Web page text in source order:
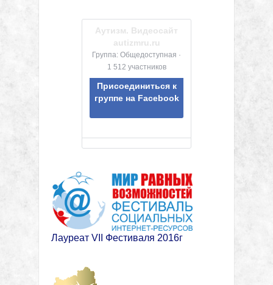
Аутизм. Видеосайт
autizmru.ru
Группа: Общедоступная ·
1 512 участников
Присоединиться к
группе на Facebook
Лауреат VII Фестиваля 2016г